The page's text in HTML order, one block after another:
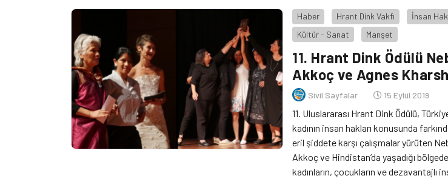
kadın hakları ihlallerinin görünür
eden, Ortadoğu ve Kuzey Afrika
hareketin öncülerinden Mozn Hassan
Haber Hrant Dink Vakfı
İnsan
Kültür - Sanat
Manşet
11. Hrant Dink Ödülü
Akkoç ve Agnes
Sivil Sayfalar 15 Eylül 2019
11. Uluslararası Hrant Dink Ödülü,
kadının insan hakları konusunda
eril şiddete karşı çalışmalar yürüten
Akkoç ve Hindistan’da yaşadığı
kadınların, çocukların ve dezavantajlı